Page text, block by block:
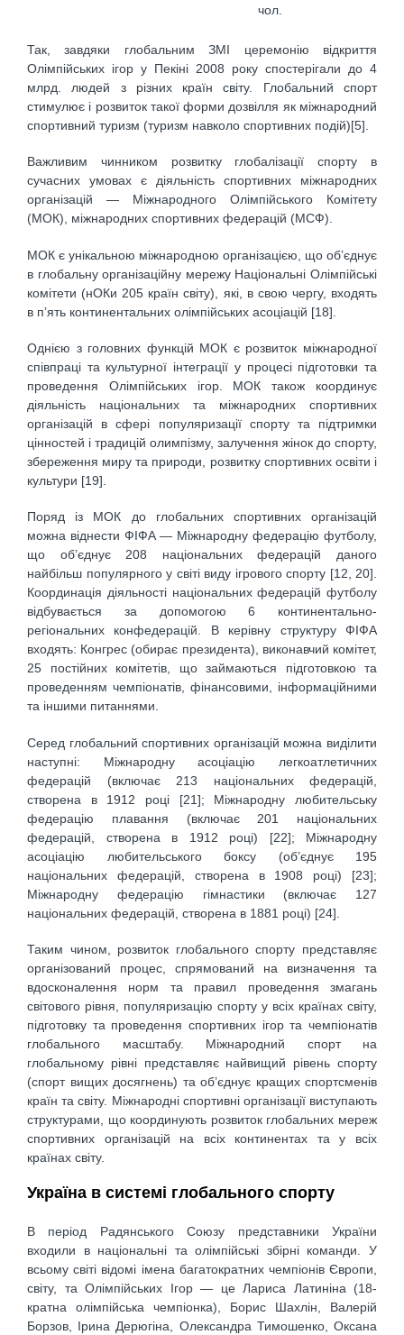
чол.
Так, завдяки глобальним ЗМІ церемонію відкриття
Олімпійських ігор у Пекіні 2008 року спостерігали до 4
млрд. людей з різних країн світу. Глобальний спорт
стимулює і розвиток такої форми дозвілля як міжнародний
спортивний туризм (туризм навколо спортивних подій)[5].
Важливим чинником розвитку глобалізації спорту в
сучасних умовах є діяльність спортивних міжнародних
організацій — Міжнародного Олімпійського Комітету
(МОК), міжнародних спортивних федерацій (МСФ).
МОК є унікальною міжнародною організацією, що об’єднує
в глобальну організаційну мережу Національні Олімпійські
комітети (нОКи 205 країн світу), які, в свою чергу, входять
в п’ять континентальних олімпійських асоціацій [18].
Однією з головних функцій МОК є розвиток міжнародної
співпраці та культурної інтеграції у процесі підготовки та
проведення Олімпійських ігор. МОК також координує
діяльність національних та міжнародних спортивних
організацій в сфері популяризації спорту та підтримки
цінностей і традицій олимпізму, залучення жінок до спорту,
збереження миру та природи, розвитку спортивних освіти і
культури [19].
Поряд із МОК до глобальних спортивних організацій
можна віднести ФІФА — Міжнародну федерацію футболу,
що об’єднує 208 національних федерацій даного
найбільш популярного у світі виду ігрового спорту [12, 20].
Координація діяльності національних федерацій футболу
відбувається за допомогою 6 континентально-
регіональних конфедерацій. В керівну структуру ФІФА
входять: Конгрес (обирає президента), виконавчий комітет,
25 постійних комітетів, що займаються підготовкою та
проведенням чемпіонатів, фінансовими, інформаційними
та іншими питаннями.
Серед глобальний спортивних організацій можна виділити
наступні: Міжнародну асоціацію легкоатлетичних
федерацій (включає 213 національних федерацій,
створена в 1912 році [21]; Міжнародну любительську
федерацію плавання (включає 201 національних
федерацій, створена в 1912 році) [22]; Міжнародну
асоціацію любительського боксу (об’єднує 195
національних федерацій, створена в 1908 році) [23];
Міжнародну федерацію гімнастики (включає 127
національних федерацій, створена в 1881 році) [24].
Таким чином, розвиток глобального спорту представляє
організований процес, спрямований на визначення та
вдосконалення норм та правил проведення змагань
світового рівня, популяризацію спорту у всіх країнах світу,
підготовку та проведення спортивних ігор та чемпіонатів
глобального масштабу. Міжнародний спорт на
глобальному рівні представляє найвищий рівень спорту
(спорт вищих досягнень) та об’єднує кращих спортсменів
країн та світу. Міжнародні спортивні організації виступають
структурами, що координують розвиток глобальних мереж
спортивних організацій на всіх континентах та у всіх
країнах світу.
Україна в системі глобального спорту
В період Радянського Союзу представники України
входили в національні та олімпійські збірні команди. У
всьому світі відомі імена багатократних чемпіонів Європи,
світу, та Олімпійських Ігор — це Лариса Латиніна (18-
кратна олімпійська чемпіонка), Борис Шахлін, Валерій
Борзов, Ірина Дерюгіна, Олександра Тимошенко, Оксана